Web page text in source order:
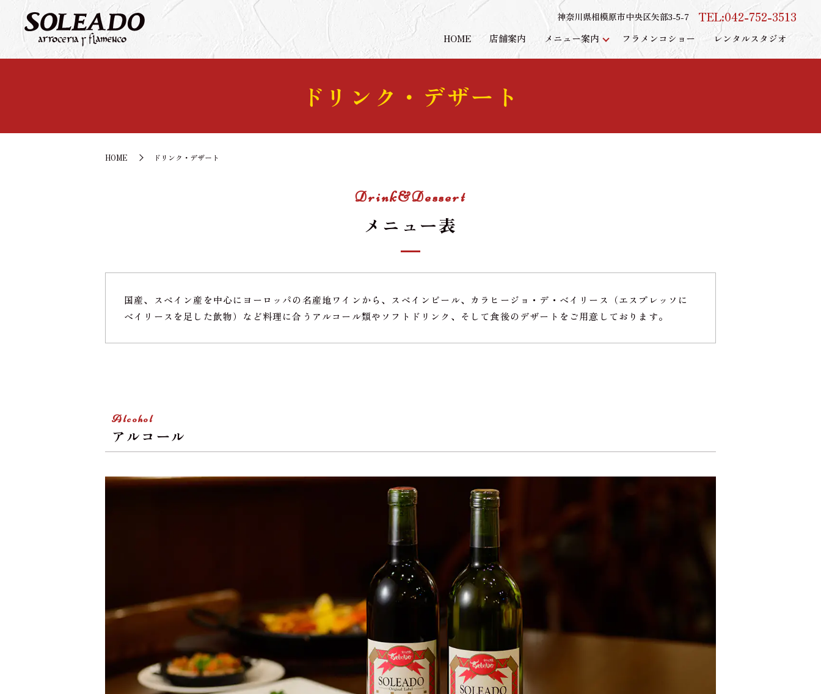
神奈川県相模原市中央区矢部3-5-7 TEL:042-752-3513
HOME 店舗案内 メニュー案内 フラメンコショー レンタルスタジオ
ドリンク・デザート
HOME ドリンク・デザート
Drink&Dessert
メニュー表
国産、スペイン産を中心にヨーロッパの名産地ワインから、スペインビール、カラヒージョ・デ・ベイリース（エスプレッソに
ベイリースを足した飲物）など料理に合うアルコール類やソフトドリンク、そして食後のデザートをご用意しております。
Alcohol
アルコール